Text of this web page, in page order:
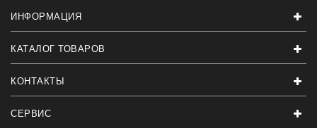
ИНФОРМАЦИЯ
КАТАЛОГ ТОВАРОВ
КОНТАКТЫ
СЕРВИС